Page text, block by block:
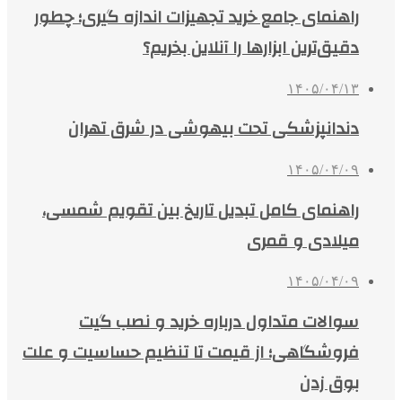
راهنمای جامع خرید تجهیزات اندازه گیری؛ چطور
دقیق‌ترین ابزارها را آنلاین بخریم؟
۱۴۰۵/۰۴/۱۳
دندانپزشکی تحت بیهوشی در شرق تهران
۱۴۰۵/۰۴/۰۹
راهنمای کامل تبدیل تاریخ بین تقویم شمسی،
میلادی و قمری
۱۴۰۵/۰۴/۰۹
سوالات متداول درباره خرید و نصب گیت
فروشگاهی؛ از قیمت تا تنظیم حساسیت و علت
بوق زدن